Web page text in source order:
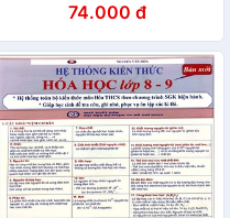
74.000 đ